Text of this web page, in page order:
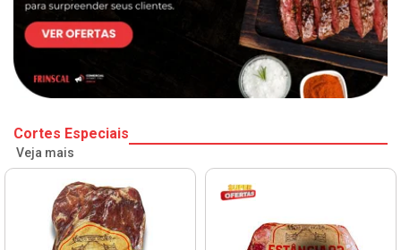
Cortes Especiais
Veja mais